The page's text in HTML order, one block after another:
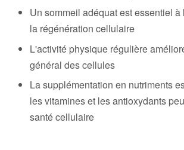
Un sommeil adéquat est essentiel
la régénération cellulaire
L'activité physique régulière
général des cellules
La supplémentation en nutriments
les vitamines et les antioxydants
santé cellulaire